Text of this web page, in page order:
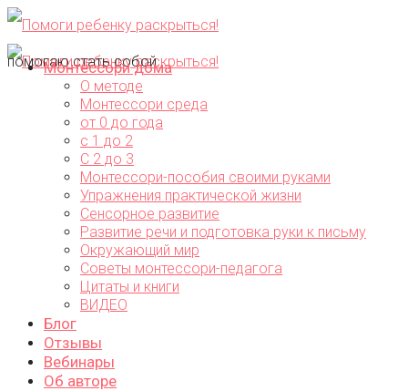
помогаю стать собой...
Монтессори дома
О методе
Монтессори среда
от 0 до года
с 1 до 2
С 2 до 3
Монтессори-пособия своими руками
Упражнения практической жизни
Сенсорное развитие
Развитие речи и подготовка руки к письму
Окружающий мир
Советы монтессори-педагога
Цитаты и книги
ВИДЕО
Блог
Отзывы
Вебинары
Об авторе